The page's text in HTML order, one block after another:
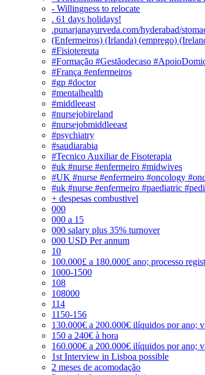
- Willingness to relocate
. 61 days holidays!
.punarjanayurveda.com/hyderabad/
(Enfermeiros) (Irlanda) (emprego)
#Fisiotereuta
#Formação #Gestãodecaso
#França #enfermeiros
#gp #doctor
#mentalhealth
#middleeast
#nursejobireland
#nursejobmiddleeast
#psychiatry
#saudiarabia
#Tecnico Auxiliar de Fisoterapia
#uk #nurse #enfermeiro #midwives
#UK #nurse #enfermeiro #oncology
#uk #nurse #enfermeiro #paediatric
+ despesas combustivel
000
000 a 15
000 salary plus 35% turnover
000 USD Per annum
10
100.000£ a 180.000£ ano; processo
1000-1500
108
108000
114
1150-156
130.000€ a 200.000€ ilíquidos por ano;
150 a 240€ à hora
160.000€ a 200.000€ ilíquidos por ano;
1st Interview in Lisboa possible
2 meses de acomodação